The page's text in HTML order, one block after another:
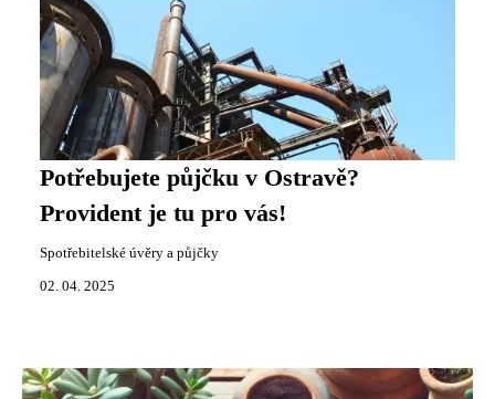
Potřebujete půjčku v Ostravě?
Provident je tu pro vás!
Spotřebitelské úvěry a půjčky
02. 04. 2025